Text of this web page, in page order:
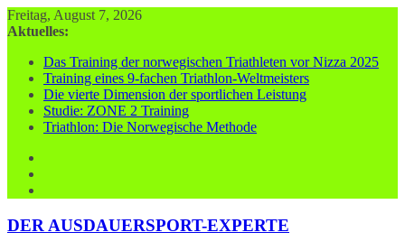
Zum
Inhalt
Freitag, August 7, 2026
Aktuelles:
Das Training der norwegischen Triathleten vor Nizza 2025
Training eines 9-fachen Triathlon-Weltmeisters
Die vierte Dimension der sportlichen Leistung
Studie: ZONE 2 Training
Triathlon: Die Norwegische Methode
DER AUSDAUERSPORT-EXPERTE